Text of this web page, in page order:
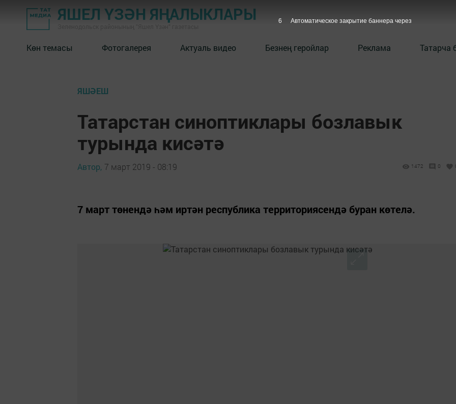
ЯШЕЛ ҮЗӘН ЯҢАЛЫКЛАРЫ
Көн темасы Фотогалерея Актуаль видео Безнең геройлар Реклама Татарча
ЯШӘЕШ
Татарстан синоптиклары бозлавык
турында кисәтә
Автор, 7 март 2019 - 08:19 1472 0
7 март төнендә һәм иртән республика территориясендә буран көтелә.
5 Автоматическое закрытие баннера через